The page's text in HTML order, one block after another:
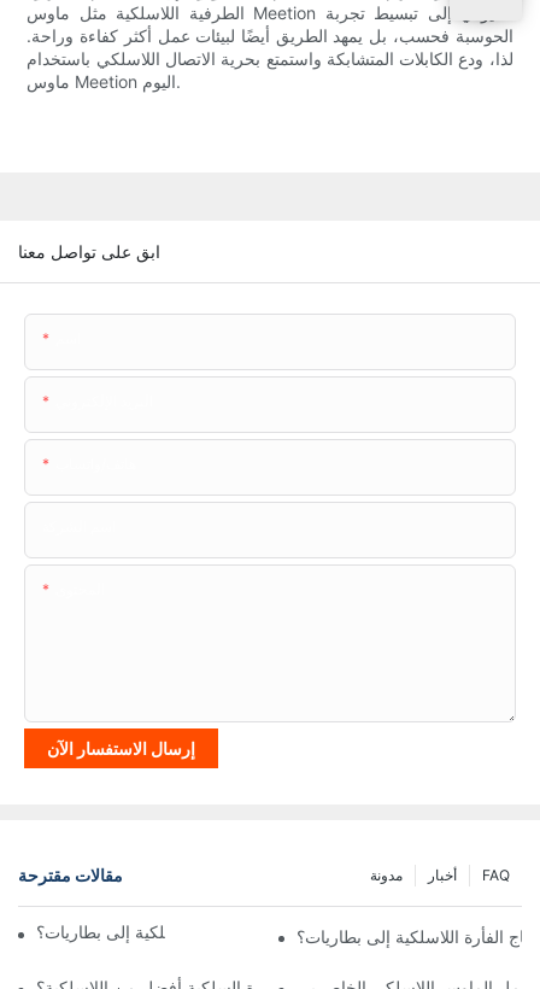
الطرفية اللاسلكية مثل ماوس Meetion لا يؤدي إلى تبسيط تجربة
الحوسبة فحسب، بل يمهد الطريق أيضًا لبيئات عمل أكثر كفاءة وراحة.
لذا، ودع الكابلات المتشابكة واستمتع بحرية الاتصال اللاسلكي باستخدام
ماوس Meetion اليوم.
ابق على تواصل معنا
إرسال الاستفسار الآن
مقالات مقترحة FAQ أخبار مدونة
هل يحتاج الفأرة اللاسلكية إلى بطاريات؟الفأرة اللاسلكية إلى بطاريات؟